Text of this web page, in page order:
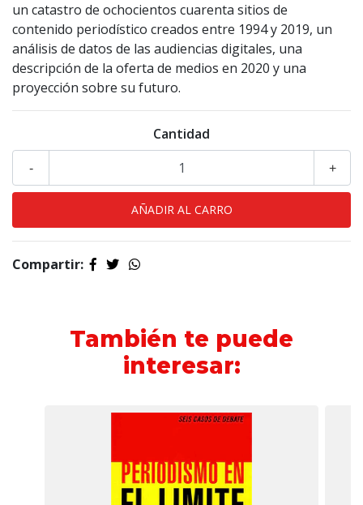
un catastro de ochocientos cuarenta sitios de
contenido periodístico creados entre 1994 y 2019, un
análisis de datos de las audiencias digitales, una
descripción de la oferta de medios en 2020 y una
proyección sobre su futuro.
Cantidad
+
-
Compartir:
También te puede
interesar: